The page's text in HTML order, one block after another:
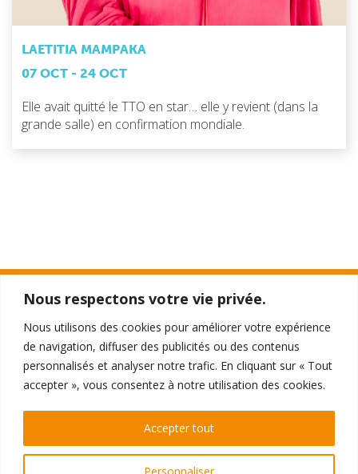
Nous respectons votre vie privée.
Nous utilisons des cookies pour améliorer votre expérience
de navigation, diffuser des publicités ou des contenus
personnalisés et analyser notre trafic. En cliquant sur « Tout
accepter », vous consentez à notre utilisation des cookies.
Personnaliser
Accepter tout
LAETITIA MAMPAKA
07 OCT - 24 OCT
Elle avait quitté le TTO en star… elle y revient (dans la
grande salle) en confirmation mondiale.
396 - 398 Galeries de la Toison d'Or
1050 Ixelles
RÉSERVATIONS
Par téléphone au 02 510 0510
ou